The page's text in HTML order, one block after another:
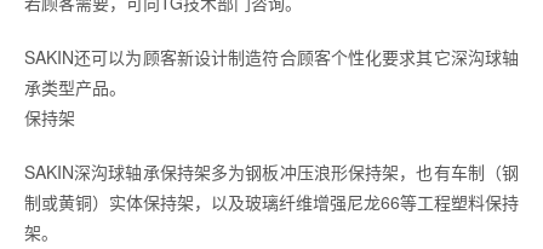
SAKIN还可以为顾客新设计制造符合顾客个性化要求其它深沟球轴
承类型产品。
保持架
SAKIN深沟球轴承保持架多为钢板冲压浪形保持架，也有车制（钢
制或黄铜）实体保持架，以及玻璃纤维增强尼龙66等工程塑料保持
架。